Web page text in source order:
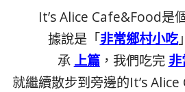
It’s Alice Cafe&Food是
據說是「非常鄉村小吃
承 上篇，我們吃完
就繼續散步到旁邊的It’s